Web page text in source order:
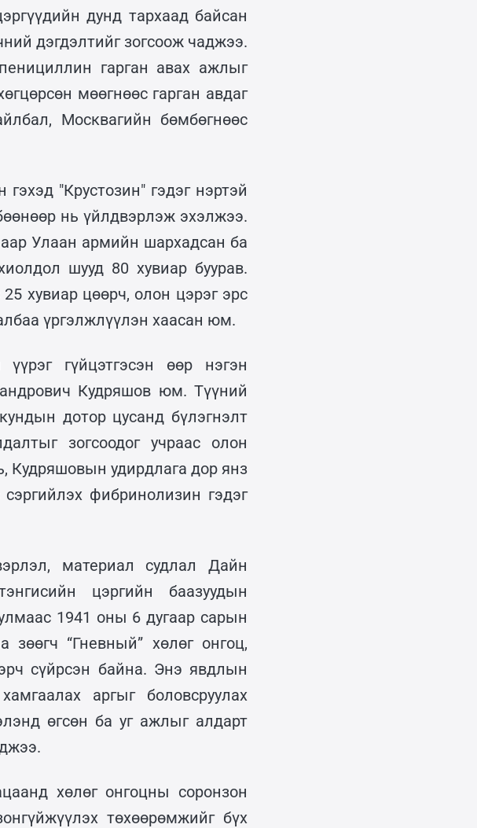
дунд тархаад байсан
дэгдэлтийг зогсоож чаджээ.
гарган авах ажлыг
мөөгнөөс гарган авдаг
Москвагийн бөмбөгнөөс
"Крустозин" гэдэг нэртэй
нь үйлдвэрлэж эхэлжээ.
Улаан армийн шархадсан ба
шууд 80 хувиар буурав.
хувиар цөөрч, олон цэрэг эрс
үргэлжлүүлэн хаасан юм.
гүйцэтгэсэн өөр нэгэн
Кудряшов юм. Түүний
дотор цусанд бүлэгнэлт
зогсоодог учраас олон
Кудряшовын удирдлага дор янз
фибринолизин гэдэг
материал судлал Дайн
цэргийн баазуудын
1941 оны 6 дугаар сарын
“Гневный” хөлөг онгоц,
сүйрсэн байна. Энэ явдлын
аргыг боловсруулах
өгсөн ба уг ажлыг алдарт
хөлөг онгоцны соронзон
төхөөрөмжийг бүх